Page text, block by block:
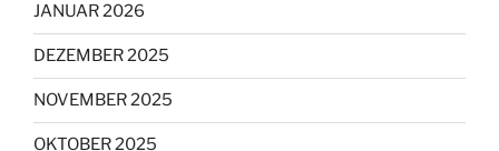
JANUAR 2026
DEZEMBER 2025
NOVEMBER 2025
OKTOBER 2025